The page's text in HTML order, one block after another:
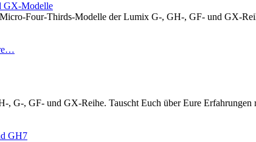
GX-Modelle
Four-Thirds-Modelle der Lumix G-, GH-, GF- und GX-
, G-, GF- und GX-Reihe. Tauscht Euch über Eure
GH7